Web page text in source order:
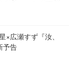
×広瀬すず『汝、
予告